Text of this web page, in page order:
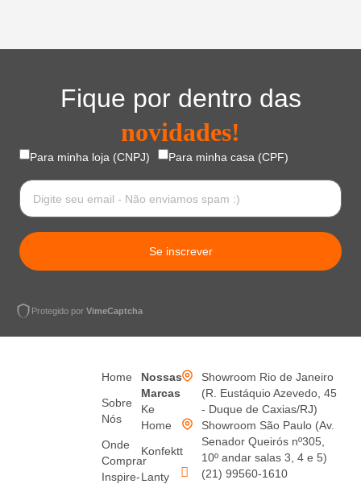
Fique por dentro das
novidades!
Para minha loja (CNPJ) Para minha casa (CPF)
Se inscrever
Protegido por VimeCaptcha
Home
Sobre
Nós
Onde
Comprar
Inspire-
Nossas
Marcas
Ke
Home
Konfektt
Lanty
Showroom Rio de Janeiro
(R. Eustáquio Azevedo, 45
- Duque de Caxias/RJ)
Showroom São Paulo (Av.
Senador Queirós nº305,
10º andar salas 3, 4 e 5)
(21) 99560-1610